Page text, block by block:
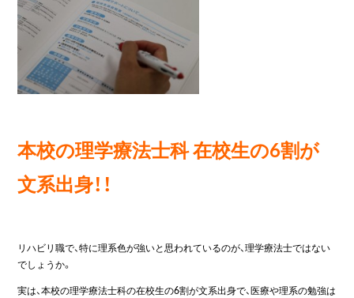
本校の理学療法士科 在校生の6割が
文系出身！！
リハビリ職で、特に理系色が強いと思われているのが、理学療法士ではない
でしょうか。
実は、本校の理学療法士科の在校生の6割が文系出身で、医療や理系の勉強は